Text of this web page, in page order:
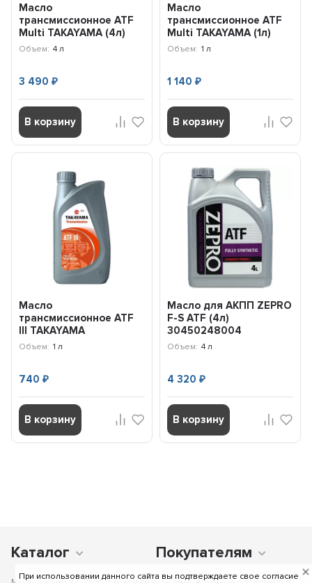
При использовании данного сайта вы подтверждаете свое согласие
Масло
трансмиссионное ATF
Multi TAKAYAMA (4л)
100480
Объем: 4 л
3 490₽
В корзину
Масло
трансмиссионное ATF
Multi TAKAYAMA (1л)
101941
Объем: 1 л
1 140 ₽
В корзину
Масло
трансмиссионное ATF
lll TAKAYAMA
Transmission (1л) 100452
Объем: 1 л
740₽
В корзину
Масло для АКПП ZEPRO
F-S ATF (4л)
30450248004
Объем: 4 л
4 320 ₽
В корзину
Каталог Покупателям